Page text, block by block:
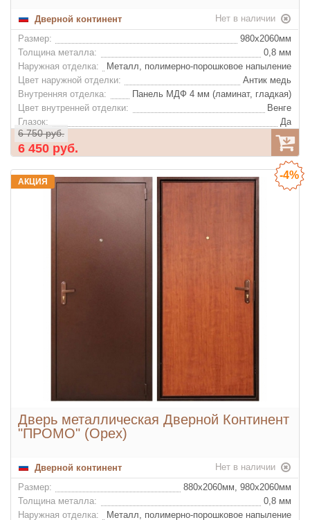
Дверной континент
Нет в наличии
Размер:
980х2060мм
Толщина металла:
0,8 мм
Наружная отделка:
Металл, полимерно-порошковое напыление
Цвет наружной отделки:
Антик медь
Внутренняя отделка:
Панель МДФ 4 мм (ламинат, гладкая)
Цвет внутренней отделки:
Венге
Глазок:
Да
6 750 руб.
6 450 руб.
АКЦИЯ
-4%
Дверь металлическая Дверной Континент
"ПРОМО" (Орех)
Дверной континент
Нет в наличии
Размер:
880x2060мм, 980х2060мм
Толщина металла:
0,8 мм
Наружная отделка:
Металл, полимерно-порошковое напыление